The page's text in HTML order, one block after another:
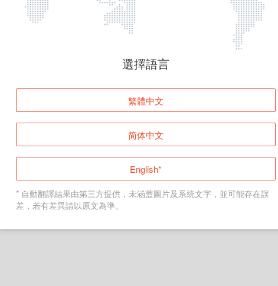
頁面無法顯示
登入
返回首頁
選擇語言
繁體中文
简体中文
English*
* 自動翻譯結果由第三方提供，未涵蓋圖片及系統文字，並可能存在誤
差，若有差異請以原文為準。